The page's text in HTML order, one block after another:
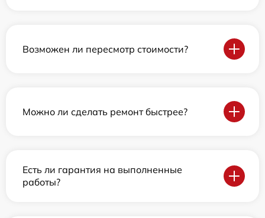
Возможен ли пересмотр стоимости?
Можно ли сделать ремонт быстрее?
Есть ли гарантия на выполненные
работы?